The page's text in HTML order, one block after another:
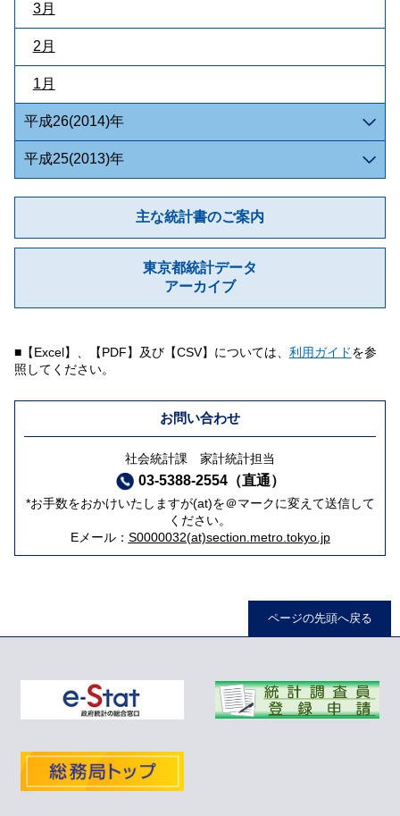
3月
2月
1月
平成26(2014)年
平成25(2013)年
主な統計書のご案内
東京都統計データ
アーカイブ
■【Excel】、【PDF】及び【CSV】については、 利用ガイドを参
照してください。
お問い合わせ
社会統計課 家計統計担当
03-5388-2554（直通）
*お手数をおかけいたしますが(at)を＠マークに変えて送信して
ください。
Eメール： S0000032(at)section.metro.tokyo.jp
ページの先頭へ戻る